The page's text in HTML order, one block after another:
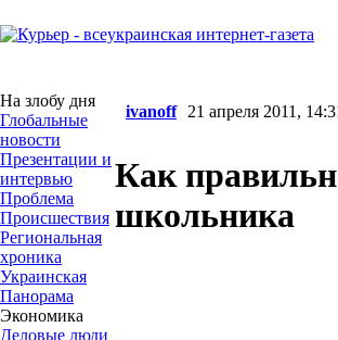
На злобу дня
Глобальные
новости
Презентации и
интервью
Проблема
Происшествия
Региональная
хроника
Украинская
Панорама
Экономика
Деловые люди
ivanoff 21 апреля 2011,
Как
школьника